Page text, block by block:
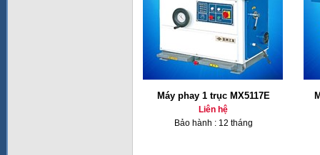
Máy phay 1 trục MX5117E
Liên hệ
Bảo hành : 12 tháng